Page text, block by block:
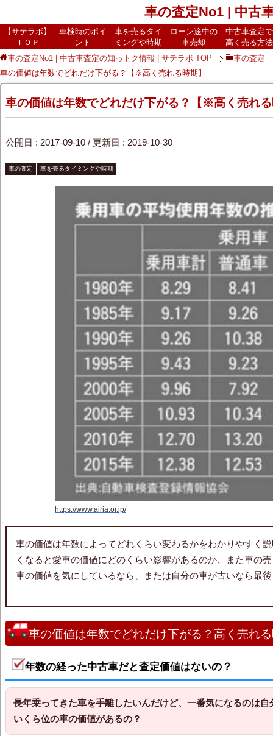
車の査定No1 | 中古
【サテラボ】
ＴＯＰ
車検時のポイ
ント
車を売るタイ
ミングや時期
ローン途中の
車売却
中古車査定で
高く売る方法
車の査定No1 | 中古車査定の知っトク情報 | サテラボ TOP
車の査定
車の価値は年数でどれだけ下がる？【※高く売れる時期】
車の価値は年数でどれだけ下がる？【※高く売れ
公開日 : 2017-09-10/ 更新日 : 2019-10-30
車の査定 車を売るタイミングや時期
https://www.airia.or.jp/
車の価値は年数によってどれくらい変わるかをわかりやすく
くなると愛車の価値にどのくらい影響があるのか、また車の
車の価値を気にしているなら、または自分の車が古いなら最
車の価値は年数でどれだけ下がる？高く売れ
年数の経った中古車だと査定価値はないの？
長年乗ってきた車を手離したいんだけど、一番気になるのは自
いくら位の車の価値があるの？